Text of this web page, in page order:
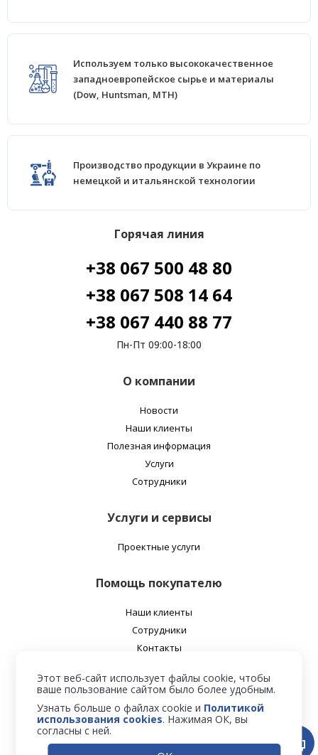
Используем только высококачественное
западноевропейское сырье и материалы
(Dow, Huntsman, MTH)
Производство продукции в Украине по
немецкой и итальянской технологии
Горячая линия
+38 067 500 48 80
+38 067 508 14 64
+38 067 440 88 77
Пн-Пт 09:00-18:00
О компании
Новости
Наши клиенты
Полезная информация
Услуги
Сотрудники
Услуги и сервисы
Проектные услуги
Помощь покупателю
Наши клиенты
Сотрудники
Контакты
Наш адрес
04116, г. Киев, ул. Шолуденка, 3, офис 206
Этот веб-сайт использует файлы cookie, чтобы
ваше пользование сайтом было более удобным.
Узнать больше о файлах cookie и Политикой
использования cookies. Нажимая ОК, вы
согласны с ней.